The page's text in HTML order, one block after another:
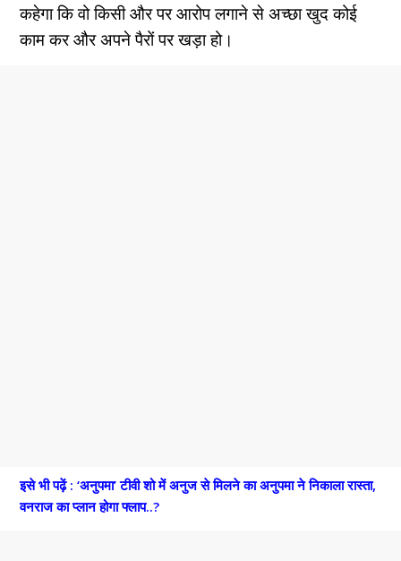
कहेगा कि वो किसी और पर आरोप लगाने से अच्छा खुद कोई
काम कर और अपने पैरों पर खड़ा हो।
इसे भी पढ़ें : ‘अनुपमा’ टीवी शो में अनुज से मिलने का अनुपमा ने निकाला रास्ता,
वनराज का प्लान होगा फ्लाप..?